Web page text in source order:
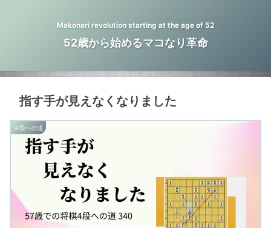
Makonari revolution starting at the age of 52
52歳から始めるマコなり革命
指す手が見えなくなりました
４段への道